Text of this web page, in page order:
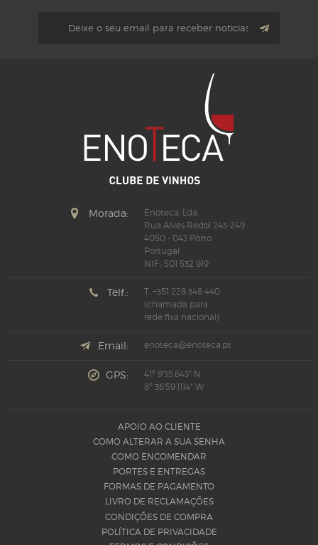
Morada:
Enoteca, Lda.
Rua Alves Redol 243-249
4050 - 043 Porto
Portugal
NIF.: 501 532 919
Telf.:
T: +351 228 348 440
(chamada para
rede fixa nacional)
Email: enoteca@enoteca.pt
GPS:
41º 9'35.643" N
8º 36'59.1114" W
APOIO AO CLIENTE
COMO ALTERAR A SUA SENHA
COMO ENCOMENDAR
PORTES E ENTREGAS
FORMAS DE PAGAMENTO
LIVRO DE RECLAMAÇÕES
CONDIÇÕES DE COMPRA
POLÍTICA DE PRIVACIDADE